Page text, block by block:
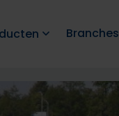
Branches